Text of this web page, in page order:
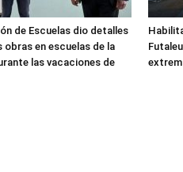
de Escuelas dio detalles
obras en escuelas de la
las vacaciones de